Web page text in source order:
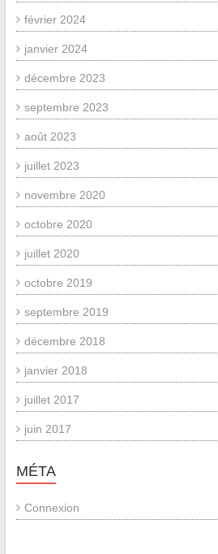
février 2024
janvier 2024
décembre 2023
septembre 2023
août 2023
juillet 2023
novembre 2020
octobre 2020
juillet 2020
octobre 2019
septembre 2019
décembre 2018
janvier 2018
juillet 2017
juin 2017
MÉTA
Connexion